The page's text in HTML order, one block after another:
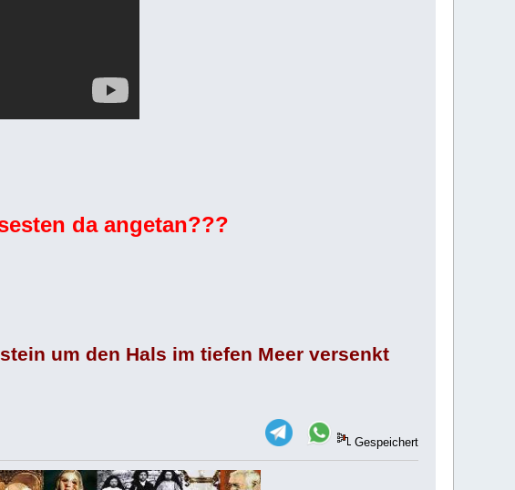
da angetan???
um den Hals im tiefen Meer versenkt
Gespeichert